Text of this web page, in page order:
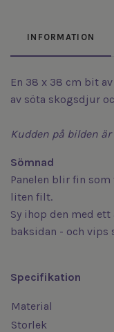
INFORMATION
En 38 x 38 cm bit
av söta skogsdjur
Kudden på bilden
Sömnad
Panelen blir fin
liten filt.
Sy ihop den med
baksidan - och vips
Specifikation
Material
Storlek